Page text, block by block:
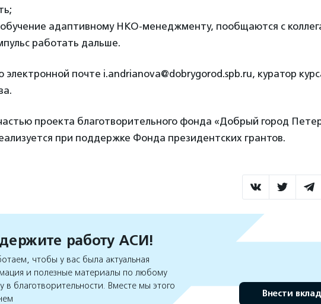
адаптивному НКО-менеджменту, пообщаются с
работать дальше.
электронной почте i.andrianova@dobrygorod.spb.ru, куратор
проекта благотворительного фонда «Добрый город
при поддержке Фонда президентских грантов.
работу АСИ!
чтобы у вас была актуальная
и полезные материалы по любому
в благотворительности. Вместе мы этого
Внести вклад